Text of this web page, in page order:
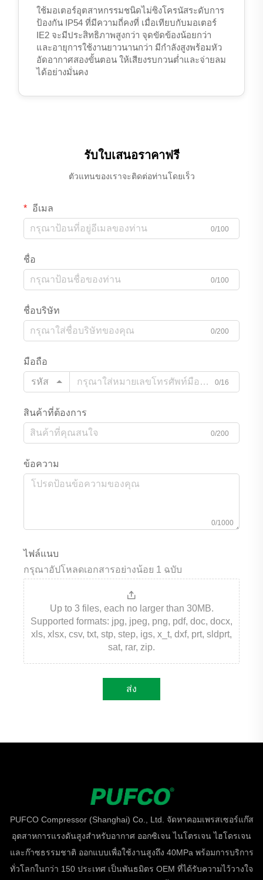
ใช้มอเตอร์อุตสาหกรรมชนิดไม่ซิงโครนัสระดับการ
ป้องกัน IP54 ที่มีความถี่คงที่ เมื่อเทียบกับมอเตอร์
IE2 จะมีประสิทธิภาพสูงกว่า จุดขัดข้องน้อยกว่า
และอายุการใช้งานยาวนานกว่า มีกำลังสูงพร้อมหัว
อัดอากาศสองขั้นตอน ให้เสียงรบกวนต่ำและจ่ายลม
ได้อย่างมั่นคง
รับใบเสนอราคาฟรี
ตัวแทนของเราจะติดต่อท่านโดยเร็ว
อีเมล
0/100
ชื่อ
0/100
ชื่อบริษัท
0/200
มือถือ
รหัส
0/16
สินค้าที่ต้องการ
0/200
ข้อความ
0/1000
ไฟล์แนบ
กรุณาอัปโหลดเอกสารอย่างน้อย 1 ฉบับ
Up to 3 files, each no larger than 30MB.
Supported formats: jpg, jpeg, png, pdf, doc, docx,
xls, xlsx, csv, txt, stp, step, igs, x_t, dxf, prt, sldprt,
sat, rar, zip.
ส่ง
PUFCO Compressor (Shanghai) Co., Ltd. จัดหาคอมเพรสเซอร์แก๊ส
อุตสาหการแรงดันสูงสำหรับอากาศ ออกซิเจน ไนโตรเจน ไฮโดรเจน
และก๊าซธรรมชาติ ออกแบบเพื่อใช้งานสูงถึง 40MPa พร้อมการบริการ
ทั่วโลกในกว่า 150 ประเทศ เป็นพันธมิตร OEM ที่ได้รับความไว้วางใจ